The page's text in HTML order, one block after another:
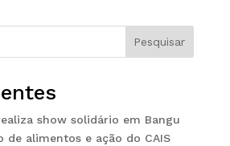
Pesquisar
show solidário em Bangu
de alimentos e ação do CAIS